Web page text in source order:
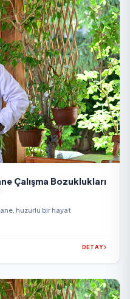
Çalışma Bozuklukları
huzurlu bir hayat
DETAY